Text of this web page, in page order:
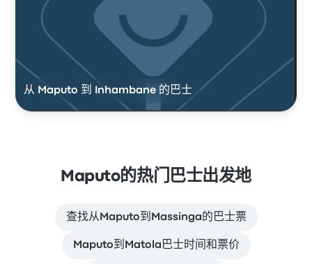
从 Maputo 到 Inhambane 的巴士
Maputo的热门巴士出发地
查找从Maputo到Massinga的巴士票
Maputo到Matola巴士时间和票价